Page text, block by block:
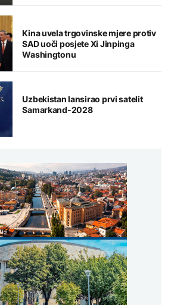
Kina uvela trgovinske mjere protiv
SAD uoči posjete Xi Jinpinga
Washingtonu
Uzbekistan lansirao prvi satelit
Samarkand-2028